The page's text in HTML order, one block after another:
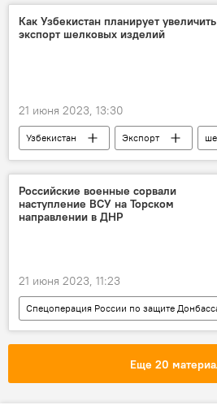
Как Узбекистан планирует увеличить
экспорт шелковых изделий
21 июня 2023, 13:30
Узбекистан Экспорт
дипломаты
посольство
КНР
рынок
Стамбул
Экономика
Российские военные сорвали
наступление ВСУ на Торском
направлении в ДНР
21 июня 2023, 11:23
Спецоперация России по защите
спецоперация
ДНР
ВКС РФ
Еще 20